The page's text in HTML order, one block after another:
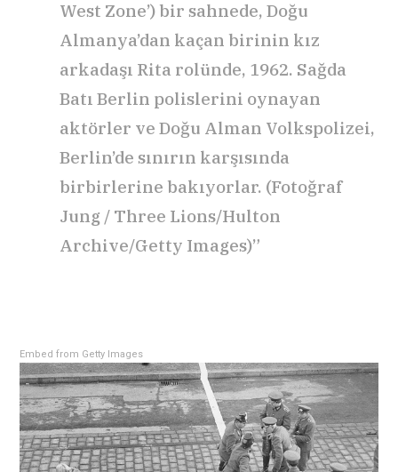
West Zone’) bir sahnede, Doğu
Almanya’dan kaçan birinin kız
arkadaşı Rita rolünde, 1962. Sağda
Batı Berlin polislerini oynayan
aktörler ve Doğu Alman Volkspolizei,
Berlin’de sınırın karşısında
birbirlerine bakıyorlar. (Fotoğraf
Jung / Three Lions/Hulton
Archive/Getty Images)”
Embed from Getty Images